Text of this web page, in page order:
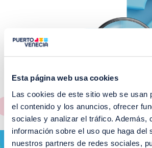
Esta página web usa cookies
Las cookies de este sitio web se usan
el contenido y los anuncios, ofrecer
sociales y analizar el tráfico. Además,
información sobre el uso que haga del
nuestros partners de redes sociales,
Imagen